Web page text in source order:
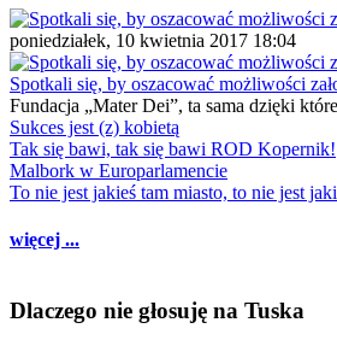
poniedziałek, 10 kwietnia 2017 18:04
Spotkali się, by oszacować możliwości
Fundacja „Mater Dei”, ta sama dzięki
Sukces jest (z) kobietą
Tak się bawi, tak się bawi ROD Kopernik!
Malbork w Europarlamencie
To nie jest jakieś tam miasto, to nie jest
więcej ...
Dlaczego nie głosuję na Tuska